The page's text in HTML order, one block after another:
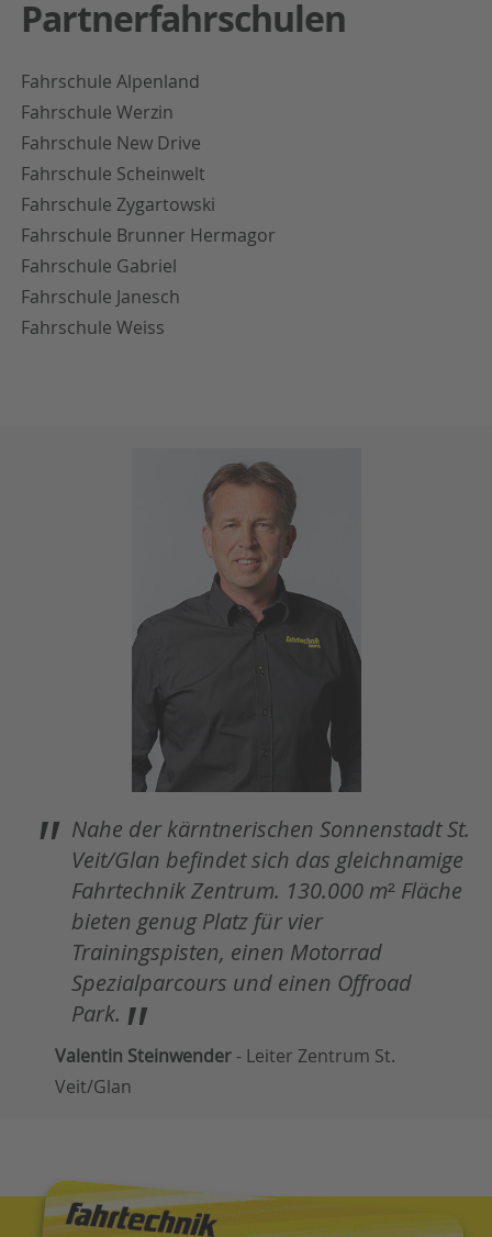
Partnerfahrschulen
Fahrschule Alpenland
Fahrschule Werzin
Fahrschule New Drive
Fahrschule Scheinwelt
Fahrschule Zygartowski
Fahrschule Brunner Hermagor
Fahrschule Gabriel
Fahrschule Janesch
Fahrschule Weiss
" Nahe der kärntnerischen Sonnenstadt St.
Veit/Glan befindet sich das gleichnamige
Fahrtechnik Zentrum. 130.000 m² Fläche
bieten genug Platz für vier
Trainingspisten, einen Motorrad
Spezialparcours und einen Offroad
Park."
Valentin Steinwender- Leiter Zentrum St.
Veit/Glan